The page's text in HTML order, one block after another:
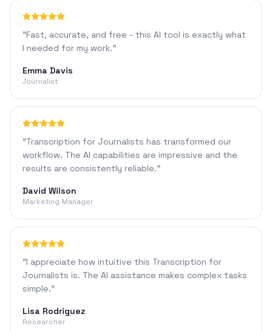
"Fast, accurate, and free - this AI tool is exactly what
I needed for my work."
Emma Davis
Journalist
"Transcription for Journalists has transformed our
workflow. The AI capabilities are impressive and the
results are consistently reliable."
David Wilson
Marketing Manager
"I appreciate how intuitive this Transcription for
Journalists is. The AI assistance makes complex tasks
simple."
Lisa Rodriguez
Researcher